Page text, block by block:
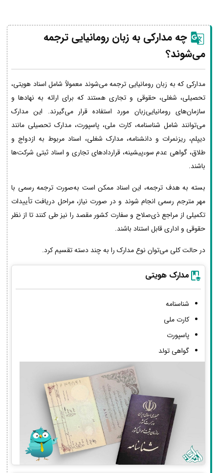
چه مدارکی به زبان رومانیایی ترجمه
می‌شوند؟
مدارکی که به زبان رومانیایی ترجمه می‌شوند معمولاً شامل اسناد هویتی،
تحصیلی، شغلی، حقوقی و تجاری هستند که برای ارائه به نهادها و
سازمان‌های رومانیایی‌زبان مورد استفاده قرار می‌گیرند. این مدارک
می‌توانند شامل شناسنامه، کارت ملی، پاسپورت، مدارک تحصیلی مانند
دیپلم، ریزنمرات و دانشنامه، مدارک شغلی، اسناد مربوط به ازدواج و
طلاق، گواهی عدم سوءپیشینه، قراردادهای تجاری و اسناد ثبتی شرکت‌ها
باشند.
بسته به هدف ترجمه، این اسناد ممکن است به‌صورت ترجمه رسمی با
مهر مترجم رسمی انجام شوند و در صورت نیاز، مراحل دریافت تأییدات
تکمیلی از مراجع ذی‌صلاح و سفارت کشور مقصد را نیز طی کنند تا از نظر
حقوقی و اداری قابل استناد باشند.
در حالت کلی می‌توان نوع مدارک را به چند دسته تقسیم کرد.
مدارک هویتی
شناسنامه
کارت ملی
پاسپورت
گواهی تولد